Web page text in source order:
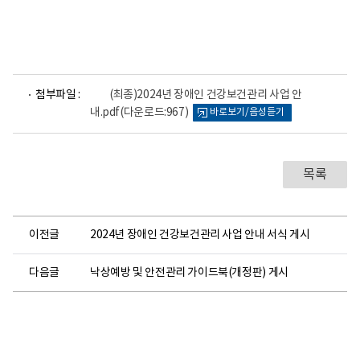
첨부파일 :
(최종)2024년 장애인 건강보건관리 사업 안
내.pdf(다운로드:967)
어
바로보기/음성듣기
목록
이전글 2024년 장애인 건강보건관리 사업 안내 서식 게시
다음글 낙상예방 및 안전관리 가이드북(개정판) 게시